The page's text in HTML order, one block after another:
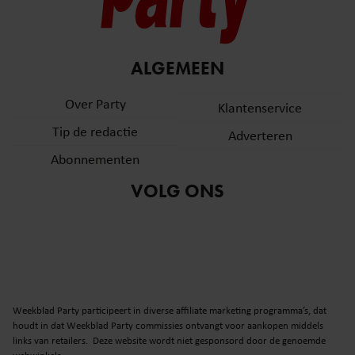
ALGEMEEN
Over Party
Tip de redactie
Abonnementen
Klantenservice
Adverteren
VOLG ONS
Weekblad Party participeert in diverse affiliate marketing programma’s, dat
houdt in dat Weekblad Party commissies ontvangt voor aankopen middels
links van retailers. Deze website wordt niet gesponsord door de genoemde